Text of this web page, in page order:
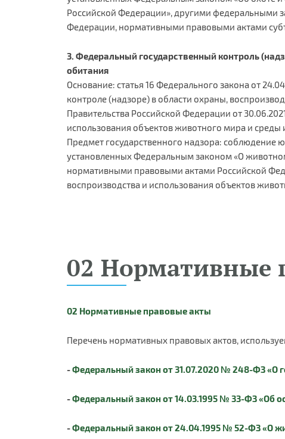
Российской Федерации», другими федеральными
Федерации, нормативными правовыми актами
3. Федеральный государственный контроль
обитания
Основание: статья 16 Федерального закона от
контроле (надзоре) в области охраны,
Правительства Российской Федерации от
использования объектов животного мира и среды
Предмет государственного надзора:
установленных Федеральным законом «О
нормативными правовыми актами Российской
воспроизводства и использования объектов
02 Нормативные
02 Нормативные правовые акты
Перечень нормативных правовых актов,
-Федеральный закон от 31.07.2020 № 248-ФЗ «О
-Федеральный закон от 14.03.1995 № 33-ФЗ «Об
-Федеральный закон от 24.04.1995 № 52-ФЗ «О